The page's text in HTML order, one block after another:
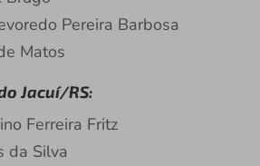
Pereira Barbosa
Matos
Jacuí/RS:
Ferreira Fritz
da Silva